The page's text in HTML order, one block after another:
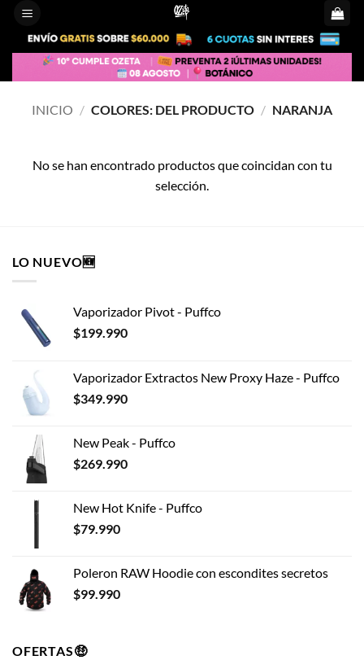
Saltar
contenido
INICIO / COLORES: DEL PRODUCTO / NARANJA
No se han encontrado productos que coincidan con tu
selección.
LO NUEVO🆕
Vaporizador Pivot - Puffco
$199.990
Vaporizador Extractos New Proxy Haze - Puffco
$349.990
New Peak - Puffco
$269.990
New Hot Knife - Puffco
$79.990
Poleron RAW Hoodie con escondites secretos
$99.990
OFERTAS🤑